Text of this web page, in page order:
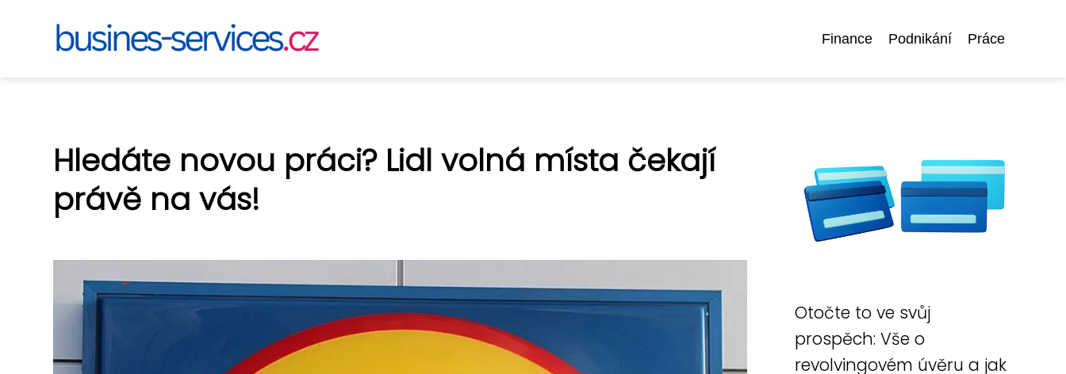
Finance Podnikání Práce
Hledáte novou práci? Lidl volná místa čekají
právě na vás!
Otočte to ve svůj
prospěch: Vše o
revolvingovém úvěru a jak